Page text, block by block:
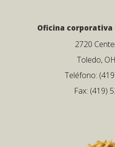
Oficina corporativa
2720
Toledo,
Teléfono:
Fax: (419)